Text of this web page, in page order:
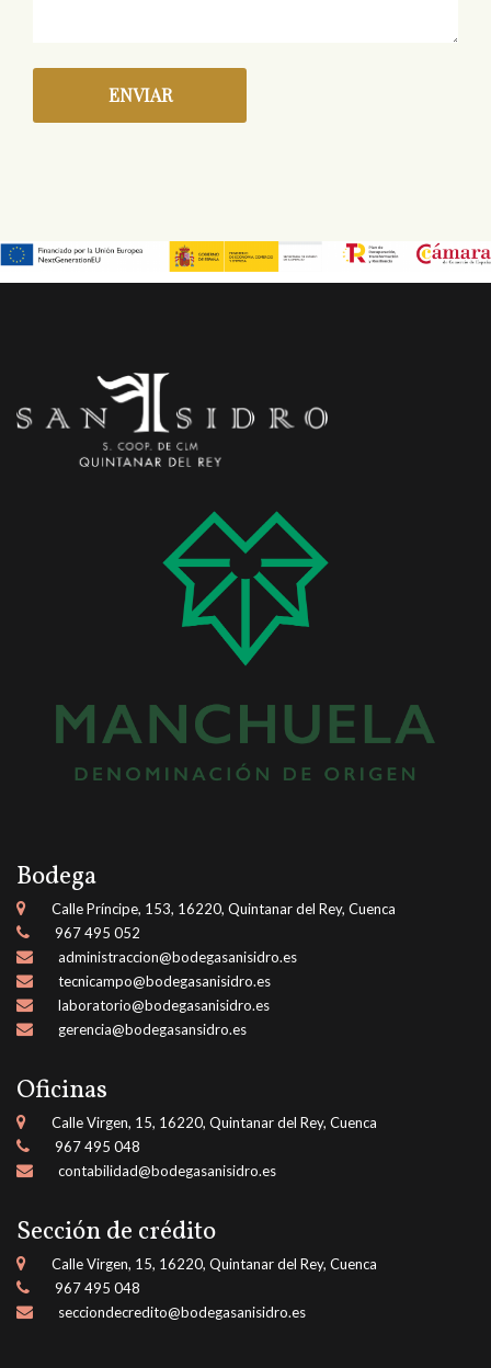
ENVIAR
Bodega
Calle Príncipe, 153, 16220, Quintanar del Rey, Cuenca
967 495 052
administraccion@bodegasanisidro.es
tecnicampo@bodegasanisidro.es
laboratorio@bodegasanisidro.es
gerencia@bodegasansidro.es
Oficinas
Calle Virgen, 15, 16220, Quintanar del Rey, Cuenca
967 495 048
contabilidad@bodegasanisidro.es
Sección de crédito
Calle Virgen, 15, 16220, Quintanar del Rey, Cuenca
967 495 048
secciondecredito@bodegasanisidro.es